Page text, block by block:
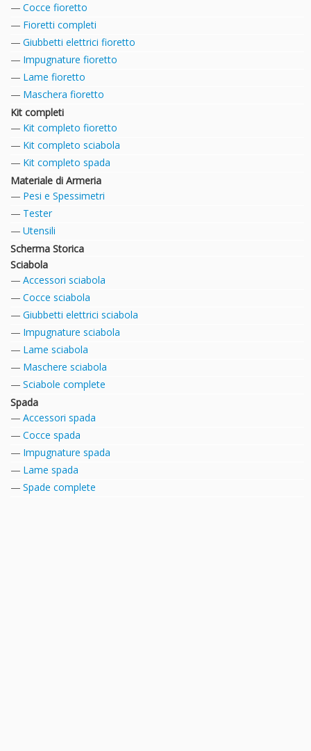
Cocce fioretto
Fioretti completi
Giubbetti elettrici fioretto
Impugnature fioretto
Lame fioretto
Maschera fioretto
Kit completi
Kit completo fioretto
Kit completo sciabola
Kit completo spada
Materiale di Armeria
Pesi e Spessimetri
Tester
Utensili
Scherma Storica
Sciabola
Accessori sciabola
Cocce sciabola
Giubbetti elettrici sciabola
Impugnature sciabola
Lame sciabola
Maschere sciabola
Sciabole complete
Spada
Accessori spada
Cocce spada
Impugnature spada
Lame spada
Spade complete